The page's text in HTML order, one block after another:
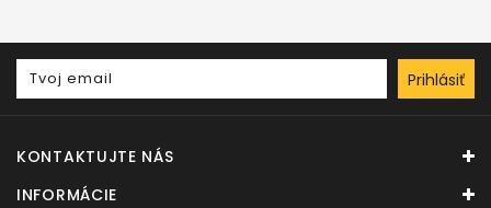
Prihlásiť
KONTAKTUJTE NÁS
INFORMÁCIE